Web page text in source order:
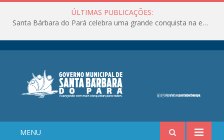
ÚLTIMAS PUBLICAÇÕES:
Santa Bárbara do Pará celebra uma grande conquista na educação!
MENU